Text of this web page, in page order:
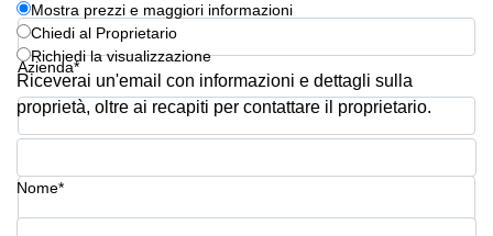
Affitto
Business
Centers
a Napoli
Uffici
in
a
Milano
Azienda*
Numero di telefono*
Mostra prezzi e maggiori informazioni
Chiedi al Proprietario
Richiedi la visualizzazione
Riceverai un'email con informazioni e dettagli sulla
proprietà, oltre ai recapiti per contattare il proprietario.
Nome*